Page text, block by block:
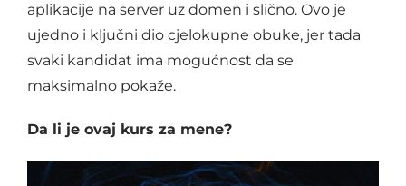
aplikacije na server uz domen i slično. Ovo je
ujedno i ključni dio cjelokupne obuke, jer tada
svaki kandidat ima mogućnost da se
maksimalno pokaže.
Da li je ovaj kurs za mene?